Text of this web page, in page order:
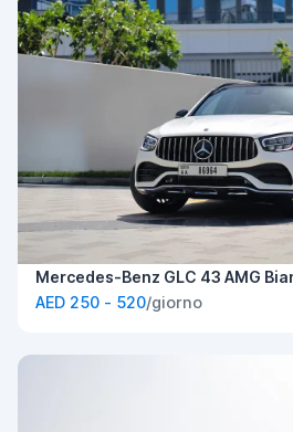
Mercedes-Benz GLC 43 AMG
AED 250 - 520/giorno